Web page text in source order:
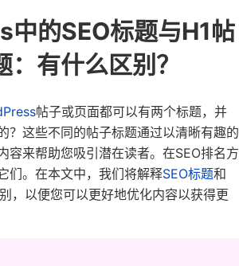
的SEO标题与H1帖
：有什么区别？
帖子或页面都可以有两个标题，并
？ 这些不同的帖子标题通过以清晰有趣的
容来帮助您吸引潜在读者。在SEO排名方
们。 在本文中，我们将解释SEO标题和
，以便您可以更好地优化内容以获得更